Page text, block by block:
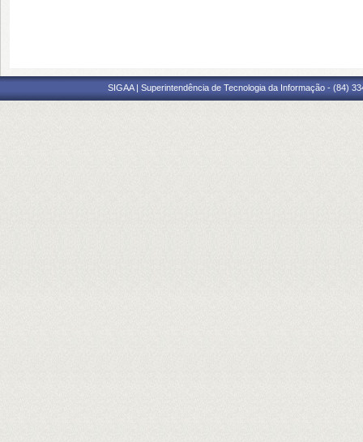
SIGAA | Superintendência de Tecnologia da Informação - (84)